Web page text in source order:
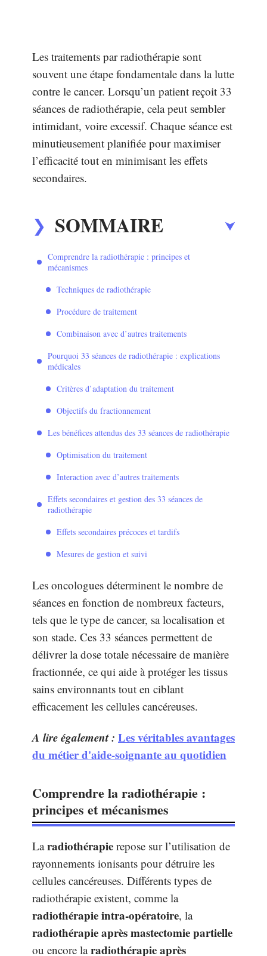
Les traitements par radiothérapie sont
souvent une étape fondamentale dans la lutte
contre le cancer. Lorsqu’un patient reçoit 33
séances de radiothérapie, cela peut sembler
intimidant, voire excessif. Chaque séance est
minutieusement planifiée pour maximiser
l’efficacité tout en minimisant les effets
secondaires.
SOMMAIRE
Comprendre la radiothérapie : principes et
mécanismes
Techniques de radiothérapie
Procédure de traitement
Combinaison avec d’autres traitements
Pourquoi 33 séances de radiothérapie : explications
médicales
Critères d’adaptation du traitement
Objectifs du fractionnement
Les bénéfices attendus des 33 séances de radiothérapie
Optimisation du traitement
Interaction avec d’autres traitements
Effets secondaires et gestion des 33 séances de
radiothérapie
Effets secondaires précoces et tardifs
Mesures de gestion et suivi
Les oncologues déterminent le nombre de
séances en fonction de nombreux facteurs,
tels que le type de cancer, sa localisation et
son stade. Ces 33 séances permettent de
délivrer la dose totale nécessaire de manière
fractionnée, ce qui aide à protéger les tissus
sains environnants tout en ciblant
efficacement les cellules cancéreuses.
A lire également : Les véritables avantages
du métier d'aide-soignante au quotidien
Comprendre la radiothérapie :
principes et mécanismes
Laradiothérapie repose sur l’utilisation de
rayonnements ionisants pour détruire les
cellules cancéreuses. Différents types de
radiothérapie existent, comme la
radiothérapie intra-opératoire, la
radiothérapie après mastectomie partielle
ou encore laradiothérapie après